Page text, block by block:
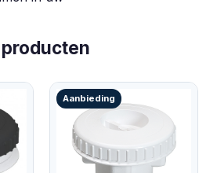
Aanbieding